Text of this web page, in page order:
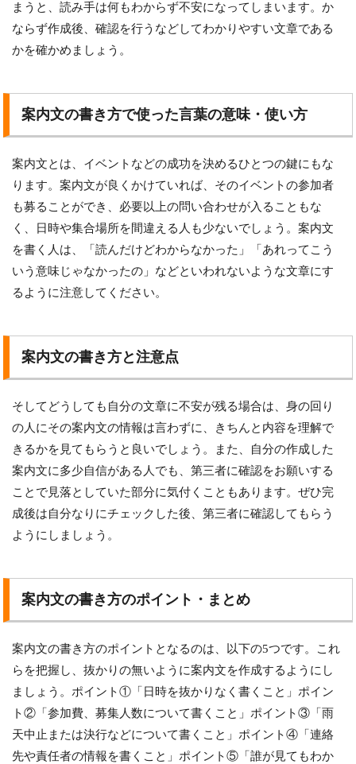
まうと、読み手は何もわからず不安になってしまいます。か
ならず作成後、確認を行うなどしてわかりやすい文章である
かを確かめましょう。
案内文の書き方で使った言葉の意味・使い方
案内文とは、イベントなどの成功を決めるひとつの鍵にもな
ります。案内文が良くかけていれば、そのイベントの参加者
も募ることができ、必要以上の問い合わせが入ることもな
く、日時や集合場所を間違える人も少ないでしょう。案内文
を書く人は、「読んだけどわからなかった」「あれってこう
いう意味じゃなかったの」などといわれないような文章にす
るように注意してください。
案内文の書き方と注意点
そしてどうしても自分の文章に不安が残る場合は、身の回り
の人にその案内文の情報は言わずに、きちんと内容を理解で
きるかを見てもらうと良いでしょう。また、自分の作成した
案内文に多少自信がある人でも、第三者に確認をお願いする
ことで見落としていた部分に気付くこともあります。ぜひ完
成後は自分なりにチェックした後、第三者に確認してもらう
ようにしましょう。
案内文の書き方のポイント・まとめ
案内文の書き方のポイントとなるのは、以下の5つです。これ
らを把握し、抜かりの無いように案内文を作成するようにし
ましょう。ポイント①「日時を抜かりなく書くこと」ポイン
ト②「参加費、募集人数について書くこと」ポイント③「雨
天中止または決行などについて書くこと」ポイント④「連絡
先や責任者の情報を書くこと」ポイント⑤「誰が見てもわか